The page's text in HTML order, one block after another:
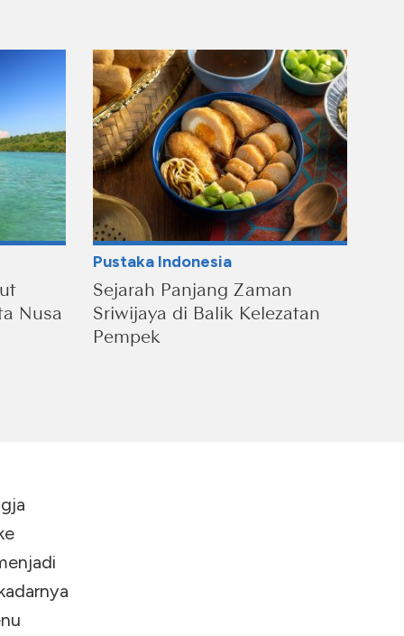
Nusa
Pustaka Indonesia
Sejarah Panjang Zaman
Sriwijaya di Balik Kelezatan
Pempek